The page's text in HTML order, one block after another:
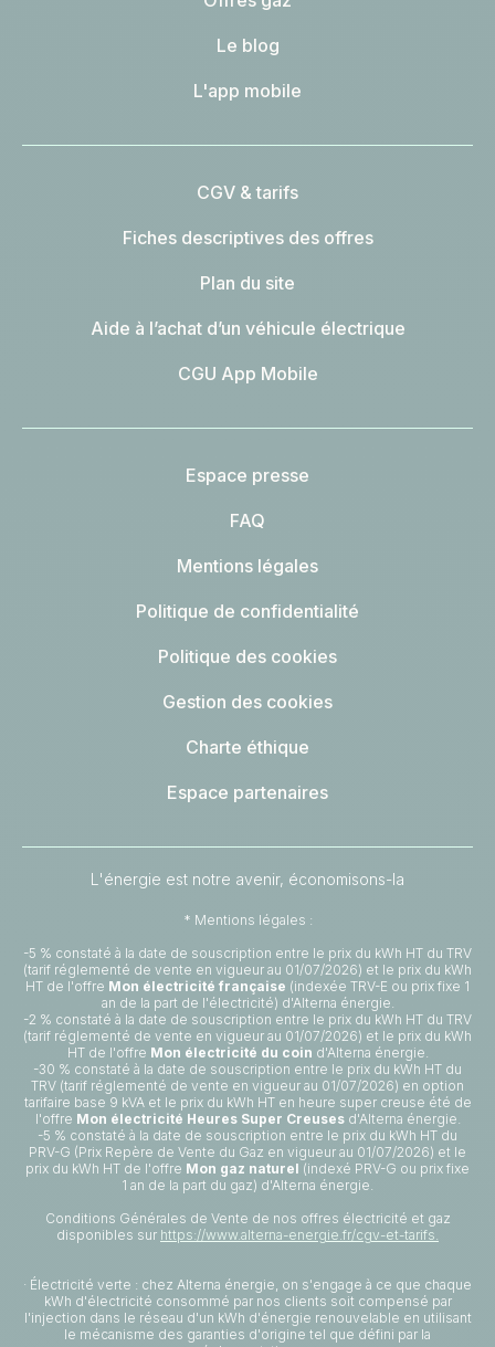
Le blog
L'app mobile
CGV & tarifs
Fiches descriptives des offres
Plan du site
Aide à l’achat d’un véhicule électrique
CGU App Mobile
Espace presse
FAQ
Mentions légales
Politique de confidentialité
Politique des cookies
Gestion des cookies
Charte éthique
Espace partenaires
L'énergie est notre avenir, économisons-la
* Mentions légales :
-5 % constaté à la date de souscription entre le prix du kWh HT du TRV
(tarif réglementé de vente en vigueur au 01/07/2026) et le prix du kWh
HT de l'offre Mon électricité française (indexée TRV-E ou prix fixe 1
an de la part de l'électricité) d'Alterna énergie.
-2 % constaté à la date de souscription entre le prix du kWh HT du TRV
(tarif réglementé de vente en vigueur au 01/07/2026) et le prix du kWh
HT de l'offre Mon électricité du coin d'Alterna énergie.
-30 % constaté à la date de souscription entre le prix du kWh HT du
TRV (tarif réglementé de vente en vigueur au 01/07/2026) en option
tarifaire base 9 kVA et le prix du kWh HT en heure super creuse été de
l'offre Mon électricité Heures Super Creusesd'Alterna énergie.
-5 % constaté à la date de souscription entre le prix du kWh HT du
PRV-G (Prix Repère de Vente du Gaz en vigueur au 01/07/2026) et le
prix du kWh HT de l'offre Mon gaz naturel (indexé PRV-G ou prix fixe
1 an de la part du gaz) d'Alterna énergie.
Conditions Générales de Vente de nos offres électricité et gaz
disponibles sur https://www.alterna-energie.fr/cgv-et-tarifs.
· Électricité verte : chez Alterna énergie, on s'engage à ce que chaque
kWh d'électricité consommé par nos clients soit compensé par
l'injection dans le réseau d'un kWh d'énergie renouvelable en utilisant
le mécanisme des garanties d'origine tel que défini par la